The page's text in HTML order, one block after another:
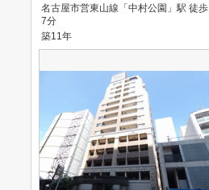
名古屋市営東山線「中村公園」駅 徒歩
7分
築11年